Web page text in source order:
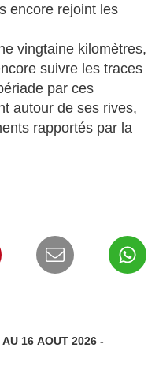
encore rejoint les
vingtaine kilomètres,
suivre les traces
par ces
autour de ses rives,
rapportés par la
16 AOUT 2026 -